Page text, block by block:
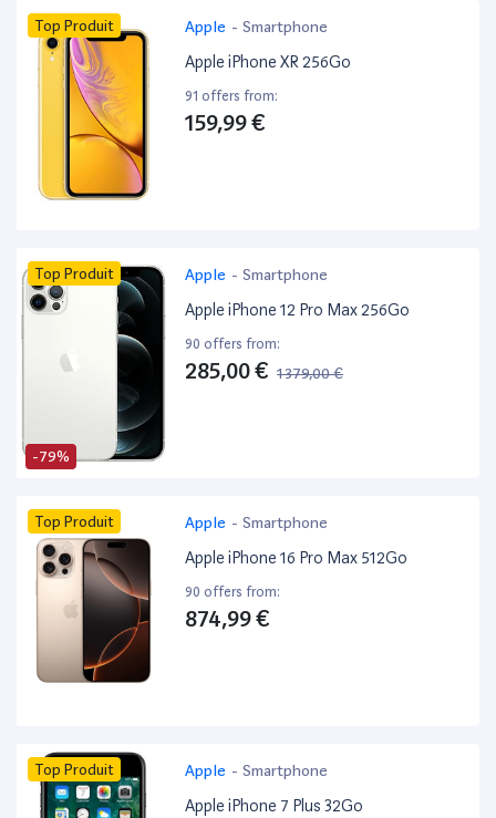
Top Produit Apple - Smartphone
Apple iPhone XR 256Go
91 offers from:
159,99 €
-79%
Top Produit Apple - Smartphone
Apple iPhone 12 Pro Max 256Go
90 offers from:
285,00 € 1 379,00 €
Top Produit Apple - Smartphone
Apple iPhone 16 Pro Max 512Go
90 offers from:
874,99 €
Top Produit Apple - Smartphone
Apple iPhone 7 Plus 32Go